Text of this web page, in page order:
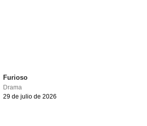
Furioso
Drama
29 de julio de 2026